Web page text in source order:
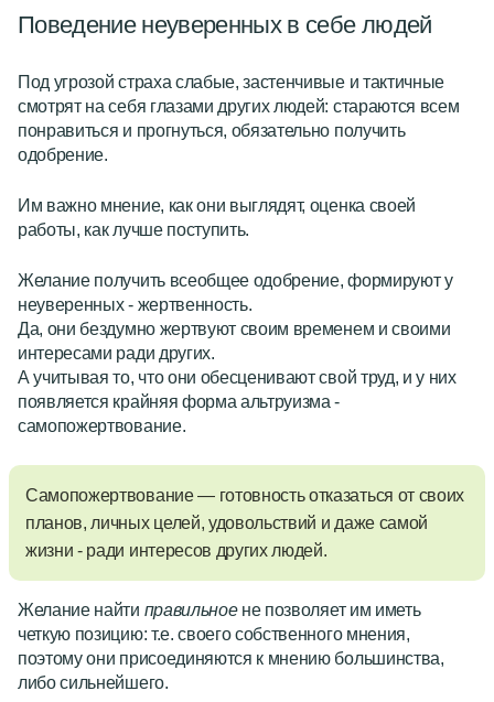
Поведение неуверенных в себе людей
Под угрозой страха слабые, застенчивые и тактичные
смотрят на себя глазами других людей: стараются всем
понравиться и прогнуться, обязательно получить
одобрение.
Им важно мнение, как они выглядят, оценка своей
работы, как лучше поступить.
Желание получить всеобщее одобрение, формируют у
неуверенных - жертвенность.
Да, они бездумно жертвуют своим временем и своими
интересами ради других.
А учитывая то, что они обесценивают свой труд, и у них
появляется крайняя форма альтруизма -
самопожертвование.
Самопожертвование— готовность отказаться от своих
планов, личных целей, удовольствий и даже самой
жизни - ради интересов других людей.
Желание найти правильноене позволяет им иметь
четкую позицию: т.е. своего собственного мнения,
поэтому они присоединяются к мнению большинства,
либо сильнейшего.